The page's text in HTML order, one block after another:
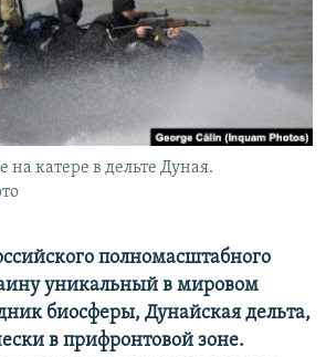
КРЫМА
катере в дельте Дуная.
полномасштабного
уникальный в мировом
биосферы, Дунайская дельта,
в прифронтовой зоне.